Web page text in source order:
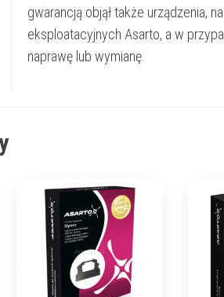
gwarancją objął także urządzenia,
eksploatacyjnych Asarto, a w
naprawę lub wymianę.